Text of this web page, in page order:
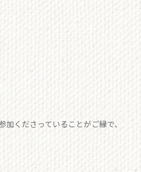
くださっていることがご縁で、